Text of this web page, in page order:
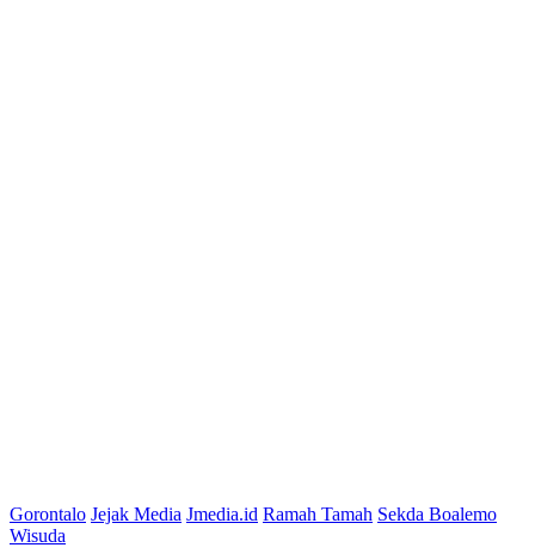
Gorontalo Jejak Media Jmedia.id Ramah Tamah Sekda Boalemo
Wisuda